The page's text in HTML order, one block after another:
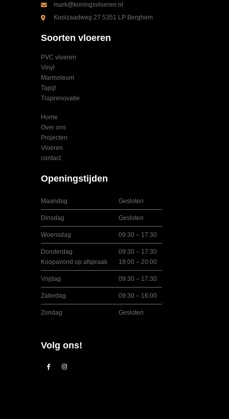
mark@koningsvloeren.nl
Koolzaadweg 27 5351 LP Berghem
Soorten vloeren
PVC vloeren
Vinyl
Marmoleum
Tapijt
Traprenovatie
Home
Over ons
Projecten
Vloeren
contact
Openingstijden
Maandag Gesloten
Dinsdag Gesloten
Woensdag 09:30 – 17:30
Donderdag
Koopavond op afspraak
09:30 – 17:30
18:00 – 20:00
Vrijdag 09:30 – 17:30
Zaterdag 09:30 – 16:00
Zondag Gesloten
Volg ons!